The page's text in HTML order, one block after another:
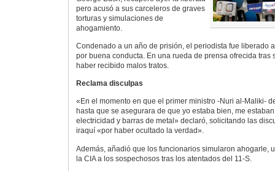
pero acusó a sus carceleros de graves
torturas y simulaciones de
ahogamiento.
Condenado a un año de prisión, el periodista fue liberado
por buena conducta. En una rueda de prensa ofrecida tras
haber recibido malos tratos.
Reclama disculpas
«En el momento en que el primer ministro -Nuri al-Maliki-
hasta que se asegurara de que yo estaba bien, me
electricidad y barras de metal» declaró, solicitando las
iraquí «por haber ocultado la verdad».
Además, añadió que los funcionarios simularon ahogarle,
la CIA a los sospechosos tras los atentados del 11-S.